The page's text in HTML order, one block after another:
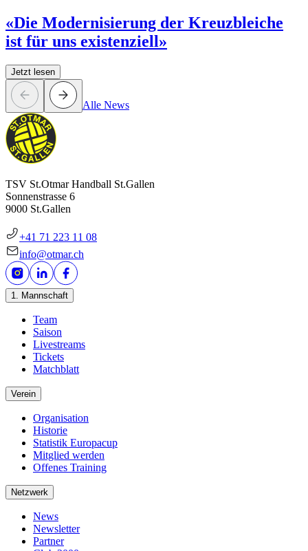
«Die Modernisierung der Kreuzbleiche
ist für uns existenziell»
Jetzt lesen
Alle News
TSV St.Otmar Handball St.Gallen
Sonnenstrasse 6
9000 St.Gallen
+41 71 223 11 08
info@otmar.ch
1. Mannschaft
Team
Saison
Livestreams
Tickets
Matchblatt
Verein
Organisation
Historie
Statistik Europacup
Mitglied werden
Offenes Training
Netzwerk
News
Newsletter
Partner